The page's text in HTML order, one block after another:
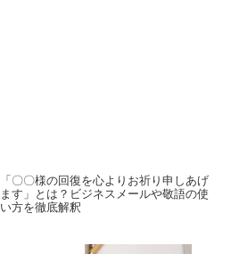
「〇〇様の回復を心よりお祈り申しあげ
ます」とは？ビジネスメールや敬語の使
い方を徹底解釈